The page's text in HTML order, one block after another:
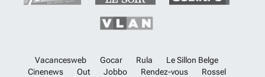
Vacancesweb Gocar Rula
Le Sillon Belge
Cinenews
Out Jobbo Rendez-vous Rossel